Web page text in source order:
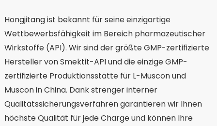
Hongjitang ist bekannt für seine einzigartige
Wettbewerbsfähigkeit im Bereich pharmazeutischer
Wirkstoffe (API). Wir sind der größte GMP-zertifizierte
Hersteller von Smektit-API und die einzige GMP-
zertifizierte Produktionsstätte für L-Muscon und
Muscon in China. Dank strenger interner
Qualitätssicherungsverfahren garantieren wir Ihnen
höchste Qualität für jede Charge und können Ihre